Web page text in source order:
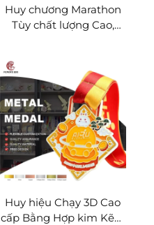
Huy chương Marathon
Tùy chất lượng Cao,
loại Bạc Thể thao Có
Ruy băng
Huy hiệu Chạy 3D Cao
cấp Bằng Hợp kim Kẽm